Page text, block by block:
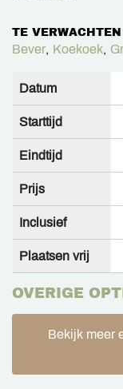
TE VERWACHTEN
Bever, Koekoek,
Datum
Starttijd
Eindtijd
Prijs
Inclusief
Plaatsen vrij
OVERIGE
Bekijk meer